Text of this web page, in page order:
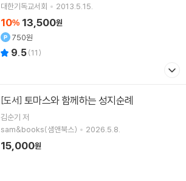
대한기독교서회
2013.5.15.
10% 13,500원
750원
9.5(11)
[도서] 토마스와 함께하는 성지순례
김순기 저
sam&books(샘앤북스)
2026.5.8.
15,000원